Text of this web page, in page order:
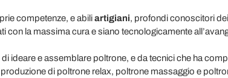
competenze, e abiliartigiani, profondi conoscitori
la massima cura e siano tecnologicamente
ideare e assemblare poltrone, e da tecnici che ha
di poltrone relax, poltrone massaggio e